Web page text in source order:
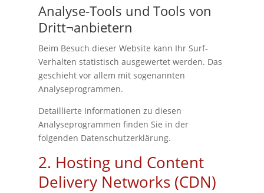
Analyse-Tools und Tools von
Dritt¬anbietern
Beim Besuch dieser Website kann Ihr Surf-
Verhalten statistisch ausgewertet werden. Das
geschieht vor allem mit sogenannten
Analyseprogrammen.
Detaillierte Informationen zu diesen
Analyseprogrammen finden Sie in der
folgenden Datenschutzerklärung.
2. Hosting und Content
Delivery Networks (CDN)